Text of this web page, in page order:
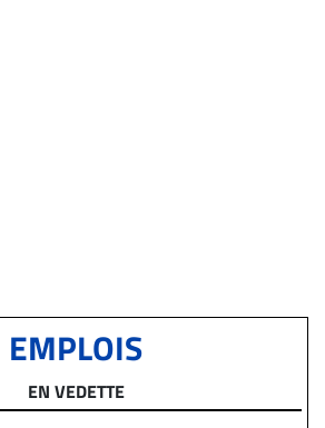
EMPLOIS
EN VEDETTE